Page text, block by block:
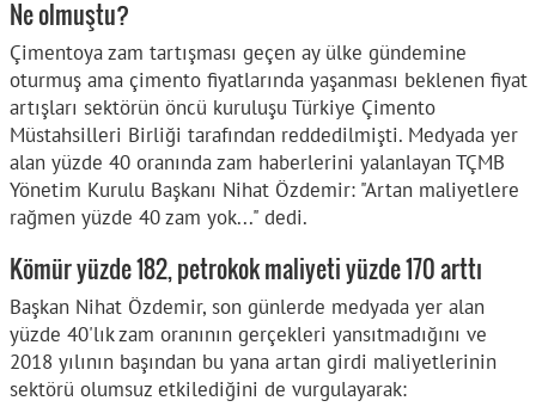
Ne olmuştu?
Çimentoya zam tartışması geçen ay ülke gündemine
oturmuş ama çimento fiyatlarında yaşanması beklenen fiyat
artışları sektörün öncü kuruluşu Türkiye Çimento
Müstahsilleri Birliği tarafından reddedilmişti. Medyada yer
alan yüzde 40 oranında zam haberlerini yalanlayan TÇMB
Yönetim Kurulu Başkanı Nihat Özdemir: "Artan maliyetlere
rağmen yüzde 40 zam yok..." dedi.
Kömür yüzde 182, petrokok maliyeti yüzde 170 arttı
Başkan Nihat Özdemir, son günlerde medyada yer alan
yüzde 40'lık zam oranının gerçekleri yansıtmadığını ve
2018 yılının başından bu yana artan girdi maliyetlerinin
sektörü olumsuz etkilediğini de vurgulayarak: